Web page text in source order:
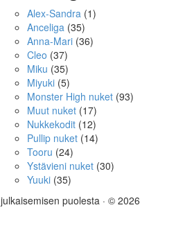
Alex-Sandra (1)
Anceliga (35)
Anna-Mari (36)
Cleo (37)
Miku (35)
Miyuki (5)
Monster High nuket (93)
Muut nuket (17)
Nukkekodit (12)
Pullip nuket (14)
Tooru (24)
Ystävieni nuket (30)
Yuuki (35)
puolesta · © 2026